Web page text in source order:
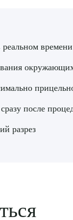
реальном времени
после
разрез